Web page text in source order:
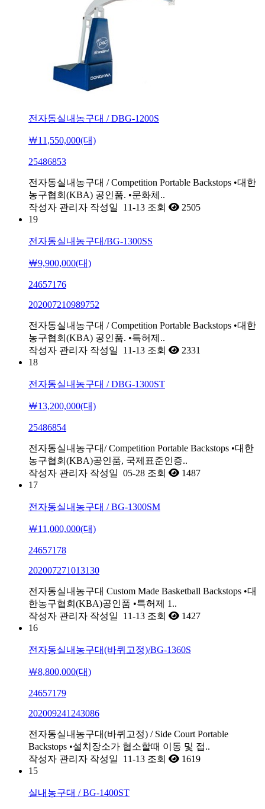
전자동실내농구대 / DBG-1200S
￦11,550,000(대)
25486853
전자동실내농구대 / Competition Portable Backstops •대한
농구협회(KBA) 공인품. •문화체..
작성자 관리자 작성일 11-13 조회
2505
19
전자동실내농구대/BG-1300SS
￦9,900,000(대)
24657176
202007210989752
전자동실내농구대 / Competition Portable Backstops •대한
농구협회(KBA) 공인품. •특허제..
작성자 관리자 작성일 11-13 조회
2331
18
전자동실내농구대 / DBG-1300ST
￦13,200,000(대)
25486854
전자동실내농구대/ Competition Portable Backstops •대한
농구협회(KBA)공인품, 국제표준인증..
작성자 관리자 작성일 05-28 조회
1487
17
전자동실내농구대 / BG-1300SM
￦11,000,000(대)
24657178
202007271013130
전자동실내농구대 Custom Made Basketball Backstops •대
한농구협회(KBA)공인품 •특허제 1..
작성자 관리자 작성일 11-13 조회
1427
16
전자동실내농구대(바퀴고정)/BG-1360S
￦8,800,000(대)
24657179
202009241243086
전자동실내농구대(바퀴고정) / Side Court Portable
Backstops •설치장소가 협소할때 이동 및 접..
작성자 관리자 작성일 11-13 조회
1619
15
실내농구대 / BG-1400ST